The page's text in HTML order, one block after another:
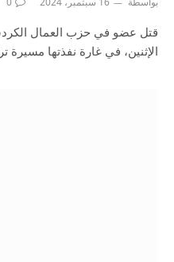
قتل عضو في حزب العمال
الإثنين، في غارة نفذتها مسيرة